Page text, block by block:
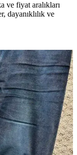
ve fiyat aralıkları
dayanıklılık ve